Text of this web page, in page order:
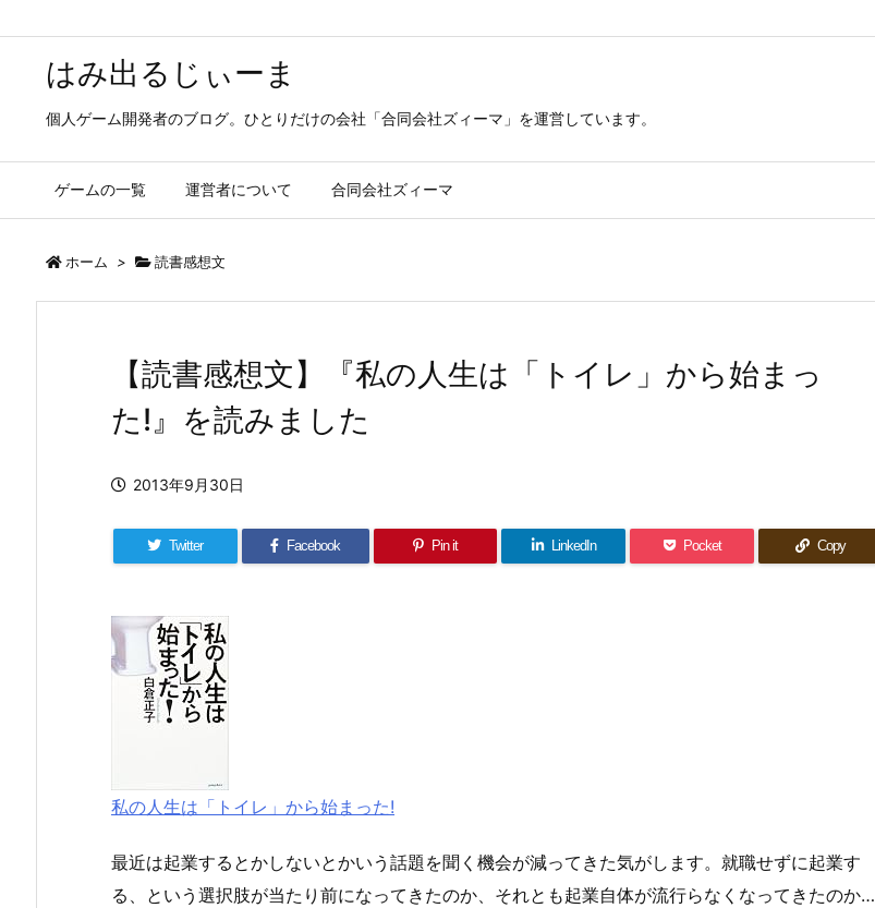
はみ出るじぃーま
個人ゲーム開発者のブログ。ひとりだけの会社「合同会社ズィーマ」を運営しています。
ゲームの一覧 運営者について 合同会社ズィーマ
ホーム > 読書感想文
【読書感想文】『私の人生は「トイレ」から始まっ
た!』を読みました
2013年9月30日
Twitter Facebook Pin it LinkedIn Pocket Copy
私の人生は「トイレ」から始まった!
最近は起業するとかしないとかいう話題を聞く機会が減ってきた気がします。就職せずに起業す
る、という選択肢が当たり前になってきたのか、それとも起業自体が流行らなくなってきたのか…